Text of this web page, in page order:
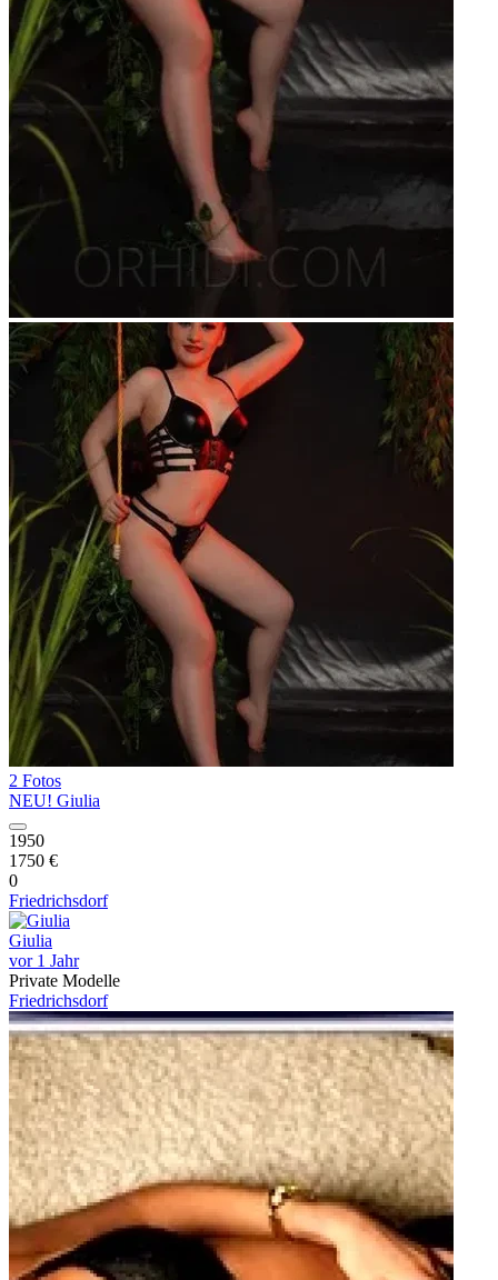
2 Fotos
NEU! Giulia
1950
1750 €
0
Friedrichsdorf
Giulia
vor 1 Jahr
Private Modelle
Friedrichsdorf